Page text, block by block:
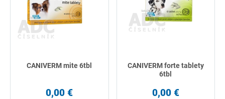
CANIVERM mite 6tbl
0,00 €
CANIVERM forte tablety
6tbl
0,00 €